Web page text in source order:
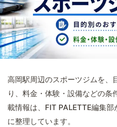
高岡駅周辺のスポーツジムを、
り、料金・体験・設備などの条
載情報は、FIT PALETTE編集
に整理しています。